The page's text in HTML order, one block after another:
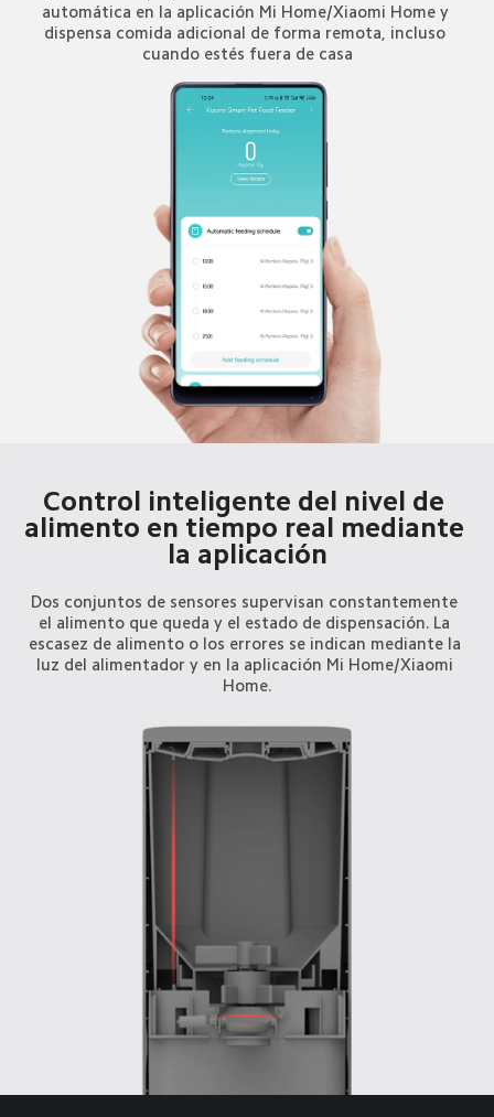
automática en la aplicación Mi Home/Xiaomi Home y
dispensa comida adicional de forma remota, incluso
cuando estés fuera de casa
Control inteligente del nivel de
alimento en tiempo real mediante
la aplicación
Dos conjuntos de sensores supervisan constantemente
el alimento que queda y el estado de dispensación. La
escasez de alimento o los errores se indican mediante la
luz del alimentador y en la aplicación Mi Home/Xiaomi
Home.